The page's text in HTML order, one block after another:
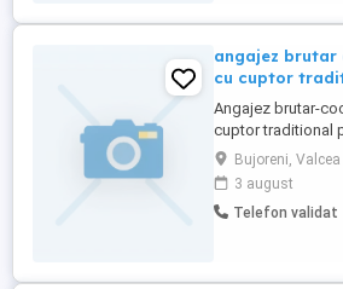
angajez
cu cuptor
Angajez brutar-
cuptor traditional
suplimentare la
Bujoreni, Valcea
3 august
Telefon validat